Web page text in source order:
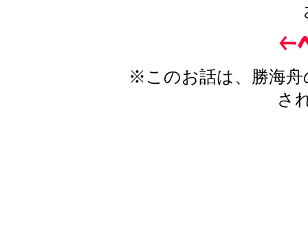
※このお話は、勝海舟
さ